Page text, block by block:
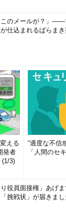
このメールが？」
仕込まれるばらま
える
発者
(1/3)
“適度な不信
「人間のセ
り役員面接権」あげ
挑戦状」が届きまし